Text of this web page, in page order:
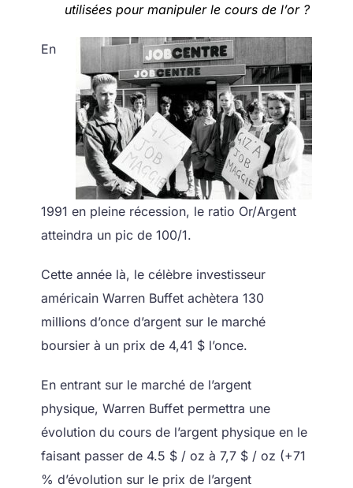
utilisées pour manipuler le cours de l’or ?
En
1991 en pleine récession, le ratio Or/Argent
atteindra un pic de 100/1.
Cette année là, le célèbre investisseur
américain Warren Buffet achètera 130
millions d’once d’argent sur le marché
boursier à un prix de 4,41 $ l’once.
En entrant sur le marché de l’argent
physique, Warren Buffet permettra une
évolution du cours de l’argent physique en le
faisant passer de 4.5 $ / oz à 7,7 $ / oz (+71
% d’évolution sur le prix de l’argent